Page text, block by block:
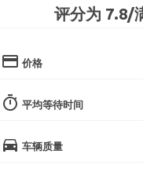
评分为 7.8/
credit_card 价格
timer 平均等待时间
directions_car 车辆质量